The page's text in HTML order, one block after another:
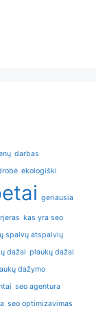
darbas
ekologiški
geriausia
kas yra seo
spalvų atspalvių
dažai plaukų dažai
dažymo
seo agentura
seo optimizavimas